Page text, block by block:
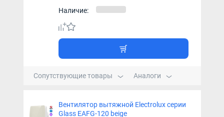
Наличие:
Сопутствующие товары Аналоги
Вентилятор вытяжной Electrolux серии
Glass EAFG-120 beige